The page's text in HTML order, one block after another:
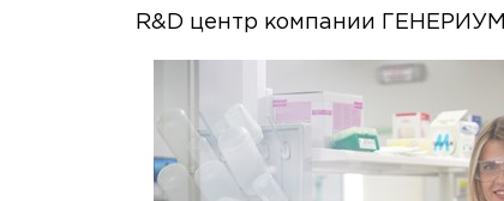
R&D центр компании ГЕНЕРИУМ